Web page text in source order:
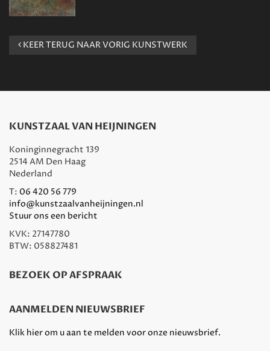
KEER TERUG NAAR VORIG KUNSTWERK
KUNSTZAAL VAN HEIJNINGEN
Koninginnegracht 139
2514 AM Den Haag
Nederland
T: 06 420 56 779
info@kunstzaalvanheijningen.nl
Stuur ons een bericht
KVK: 27147780
BTW: 058827481
BEZOEK OP AFSPRAAK
AANMELDEN NIEUWSBRIEF
Klik hier om u aan te melden voor onze nieuwsbrief.